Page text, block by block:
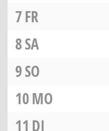
7FR
8SA
9SO
10MO
11 DI